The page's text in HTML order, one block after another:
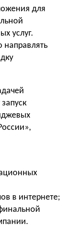
для
услуг.
в интернете;